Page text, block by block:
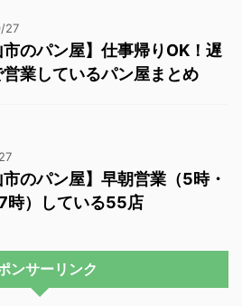
27
市のパン屋】仕事帰りOK！遅
営業しているパン屋まとめ
市のパン屋】早朝営業（5時・
時）している55店
ンサーリンク